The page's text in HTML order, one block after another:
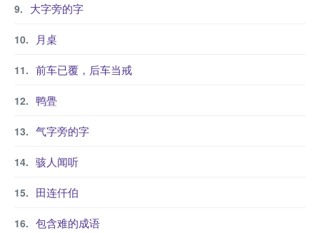
大字旁的字
月桌
前车已覆，后车当戒
鸭舋
气字旁的字
骇人闻听
田连仟伯
包含难的成语